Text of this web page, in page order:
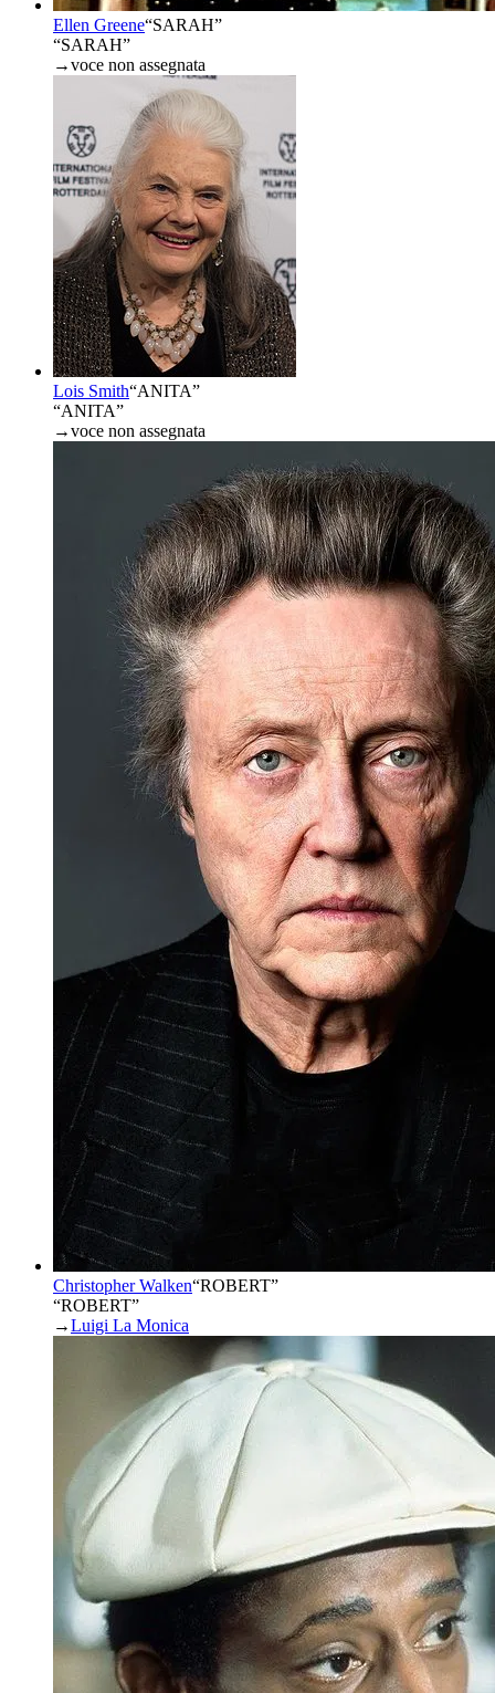
Ellen Greene“SARAH”
“SARAH”
→voce non assegnata
Lois Smith“ANITA”
“ANITA”
→voce non assegnata
Christopher Walken“ROBERT”
“ROBERT”
→Luigi La Monica